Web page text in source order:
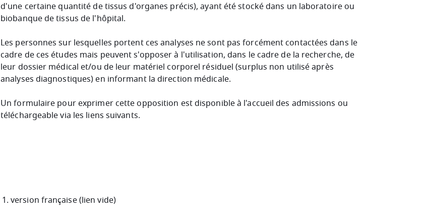
d'une certaine quantité de tissus d'organes précis), ayant été stocké dans un laboratoire ou
biobanque de tissus de l'hôpital.
Les personnes sur lesquelles portent ces analyses ne sont pas forcément contactées dans le
cadre de ces études mais peuvent s'opposer à l'utilisation, dans le cadre de la recherche, de
leur dossier médical et/ou de leur matériel corporel résiduel (surplus non utilisé après
analyses diagnostiques) en informant la direction médicale.
Un formulaire pour exprimer cette opposition est disponible à l'accueil des admissions ou
téléchargeable via les liens suivants.
version française (lien vide)